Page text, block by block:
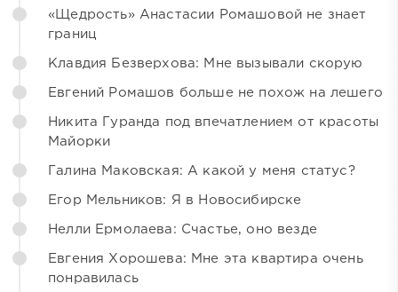
«Щедрость» Анастасии Ромашовой не знает
границ
Клавдия Безверхова: Мне вызывали скорую
Евгений Ромашов больше не похож на лешего
Никита Гуранда под впечатлением от красоты
Майорки
Галина Маковская: А какой у меня статус?
Егор Мельников: Я в Новосибирске
Нелли Ермолаева: Счастье, оно везде
Евгения Хорошева: Мне эта квартира очень
понравилась